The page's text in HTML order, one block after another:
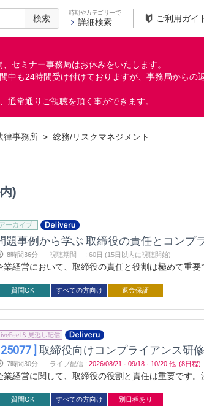
検索
時期やカテゴリーで
詳細検索 ご利用ガイ
セミナー事務局はお休みをいたします。
中も24時間受け付けておりますが、事務局から
通常通りご視聴を頂く事ができます。
律事務所 > 総務/リスクマネジメント
)
題事例から学ぶ 取締役の責任とコンプ
8時間36分 視聴期間 : 60日 (15日以内に視聴開始)
業経営において、取締役の責任と役割は極めて重
直結します。本セミナーでは、取締役としての責
スクマネジメントの実践的スキルを身につけることが
質問OK すべての方向け 返金保証
25077 ]取締役向けコンプライアンス研修 ～
7時間30分 ライブ配信 : 2026/08/21 · 09/18 · 10/20 他 (8日程)
業経営に関して、取締役の役割と責任は重要です
かつ適切な対応力が求められます。本セミナーで
経営を学び、具体的なケーススタディ幼児危機対応
質問OK すべての方向け
別日程あり